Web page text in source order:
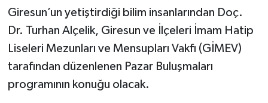
Giresun’un yetiştirdiği bilim insanlarından Doç.
Dr. Turhan Alçelik, Giresun ve İlçeleri İmam Hatip
Liseleri Mezunları ve Mensupları Vakfı (GİMEV)
tarafından düzenlenen Pazar Buluşmaları
programının konuğu olacak.